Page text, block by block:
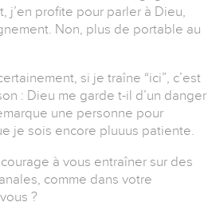
j’en profite pour parler à Dieu,
Non, plus de portable au
si je traîne “ici”, c’est
: Dieu me garde t-il d’un danger
une personne pour
je sois encore pluuus patiente.
à vous entraîner sur des
comme dans votre
?